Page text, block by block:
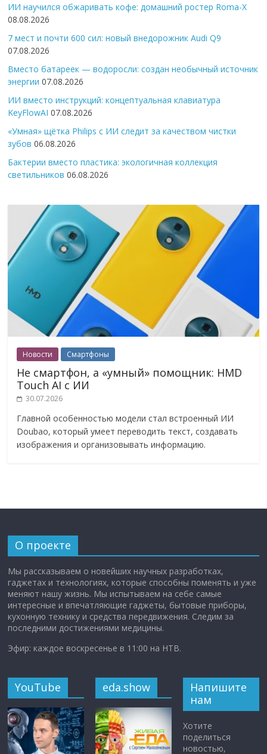
ИИ научился обжаривать кофе: домашний ростер Roma-X
08.08.2026
7 мест и почти 600 сил: новый внедорожник Audi Q9
07.08.2026
Вместо батареек — водоросли: создан необычный источник
энергии 07.08.2026
ИИ вместо инструкций: концептуальная клавиатура
KeyFlowAI 07.08.2026
«Умная» щётка Philips с ИИ следит за качеством чистки
зубов 06.08.2026
Бактерии вместо пластика: экологичная коллекция
светильников 06.08.2026
Новости Смартфоны
Не смартфон, а «умный» помощник: HMD
Touch AI с ИИ
30.07.2026
Главной особенностью модели стал встроенный ИИ
Doubao, который умеет переводить текст, создавать
изображения и организовывать информацию.
О проекте
Мы рассказываем о новейших научных разработках,
гаджетах и технологиях, которые способны поменять и уже
меняют нашу жизнь. Мы испытываем на себе самые
интересные и впечатляющие гаджеты, бытовые приборы,
кухонную технику и средства передвижения. Следим за
последними достижениями медицины.
Эфир: каждое воскресенье в 11:00 на НТВ.
YouTube eda.show
Напишите
нам
Хотите
поделиться
новостью,